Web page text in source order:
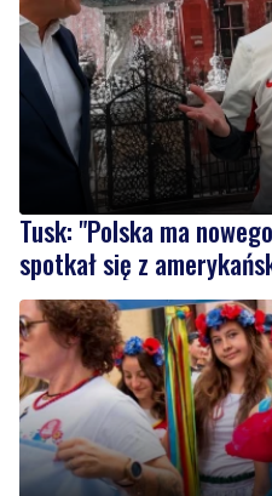
Tusk: "Polska ma
spotkał się z